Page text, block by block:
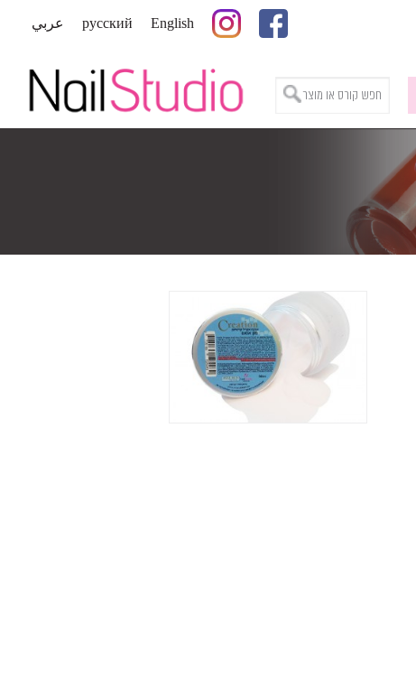
English
русский عربي